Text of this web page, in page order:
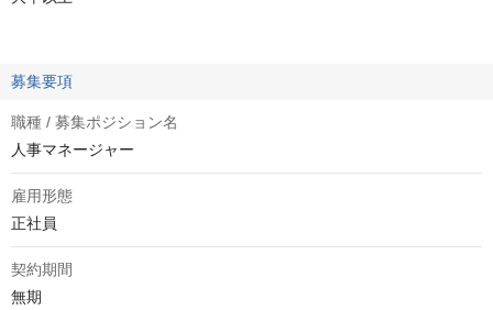
募集要項
職種 / 募集ポジション名
人事マネージャー
雇用形態
正社員
契約期間
無期